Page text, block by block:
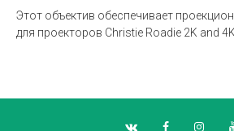
Этот объектив обеспечивает
для проекторов Christie Roadie 2K and